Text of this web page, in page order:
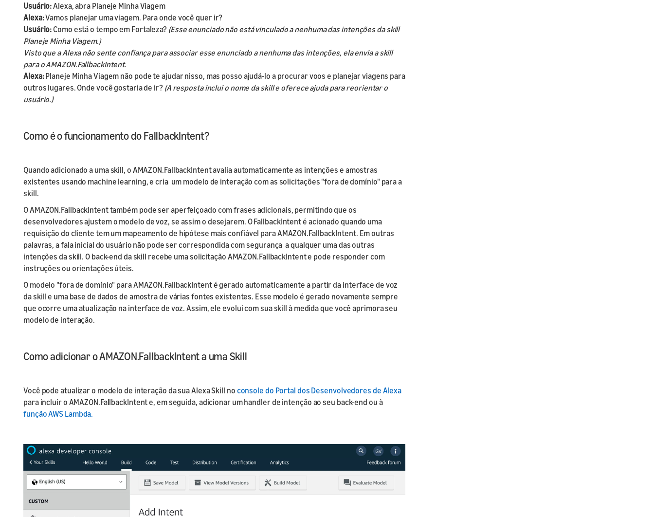
Usuário:Alexa, abra Planeje Minha Viagem
Alexa:Vamos planejar uma viagem. Para onde você quer ir?
Usuário: Como está o tempo em Fortaleza? (Esse enunciado não está vinculado a nenhuma das intenções da skill
Planeje Minha Viagem.)
Visto que a Alexa não sente confiança para associar esse enunciado a nenhuma das intenções, ela envia a skill
para o AMAZON.FallbackIntent.
Alexa:Planeje Minha Viagem não pode te ajudar nisso, mas posso ajudá-lo a procurar voos e planejar viagens para
outros lugares. Onde você gostaria de ir? (A resposta inclui o nome da skill e oferece ajuda para reorientar o
usuário.)
Como é o funcionamento do FallbackIntent?
Quando adicionado a uma skill, o AMAZON.FallbackIntent avalia automaticamente as intenções e amostras
existentes usando machine learning, e cria um modelo de interação com as solicitações "fora de domínio" para a
skill.
O AMAZON.FallbackIntent também pode ser aperfeiçoado com frases adicionais, permitindo que os
desenvolvedores ajustem o modelo de voz, se assim o desejarem. O FallbackIntent é acionado quando uma
requisição do cliente tem um mapeamento de hipótese mais confiável para AMAZON.FallbackIntent. Em outras
palavras, a fala inicial do usuário não pode ser correspondida com segurança a qualquer uma das outras
intenções da skill. O back-end da skill recebe uma solicitação AMAZON.FallbackIntent e pode responder com
instruções ou orientações úteis.
O modelo "fora de domínio" para AMAZON.FallbackIntent é gerado automaticamente a partir da interface de voz
da skill e uma base de dados de amostra de várias fontes existentes. Esse modelo é gerado novamente sempre
que ocorre uma atualização na interface de voz. Assim, ele evolui com sua skill à medida que você aprimora seu
modelo de interação.
Como adicionar o AMAZON.FallbackIntent a uma Skill
Você pode atualizar o modelo de interação da sua Alexa Skill no console do Portal dos Desenvolvedores de Alexa
para incluir o AMAZON.FallbackIntent e, em seguida, adicionar um handler de intenção ao seu back-end ou à
função AWS Lambda.